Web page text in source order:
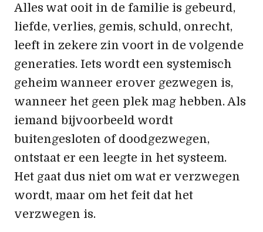
Alles wat ooit in de familie is gebeurd,
liefde, verlies, gemis, schuld, onrecht,
leeft in zekere zin voort in de volgende
generaties. Iets wordt een systemisch
geheim wanneer erover gezwegen is,
wanneer het geen plek mag hebben. Als
iemand bijvoorbeeld wordt
buitengesloten of doodgezwegen,
ontstaat er een leegte in het systeem.
Het gaat dus niet om wat er verzwegen
wordt, maar om het feit dat het
verzwegen is.